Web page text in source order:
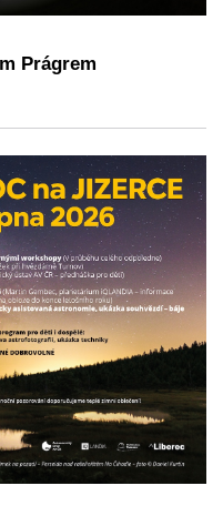
Prágrem